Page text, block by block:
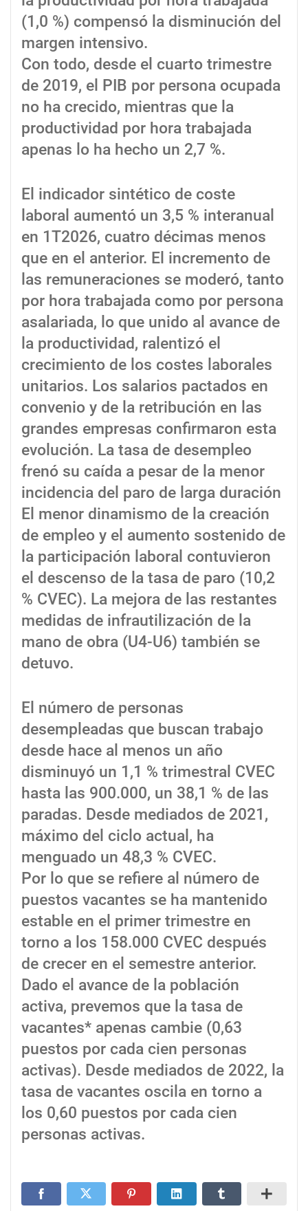
(1,0 %) compensó la disminución del
margen intensivo.
Con todo, desde el cuarto trimestre
de 2019, el PIB por persona ocupada
no ha crecido, mientras que la
productividad por hora trabajada
apenas lo ha hecho un 2,7 %.
El indicador sintético de coste
laboral aumentó un 3,5 % interanual
en 1T2026, cuatro décimas menos
que en el anterior. El incremento de
las remuneraciones se moderó, tanto
por hora trabajada como por persona
asalariada, lo que unido al avance de
la productividad, ralentizó el
crecimiento de los costes laborales
unitarios. Los salarios pactados en
convenio y de la retribución en las
grandes empresas confirmaron esta
evolución. La tasa de desempleo
frenó su caída a pesar de la menor
incidencia del paro de larga duración
El menor dinamismo de la creación
de empleo y el aumento sostenido de
la participación laboral contuvieron
el descenso de la tasa de paro (10,2
% CVEC). La mejora de las restantes
medidas de infrautilización de la
mano de obra (U4-U6) también se
detuvo.
El número de personas
desempleadas que buscan trabajo
desde hace al menos un año
disminuyó un 1,1 % trimestral CVEC
hasta las 900.000, un 38,1 % de las
paradas. Desde mediados de 2021,
máximo del ciclo actual, ha
menguado un 48,3 % CVEC.
Por lo que se refiere al número de
puestos vacantes se ha mantenido
estable en el primer trimestre en
torno a los 158.000 CVEC después
de crecer en el semestre anterior.
Dado el avance de la población
activa, prevemos que la tasa de
vacantes* apenas cambie (0,63
puestos por cada cien personas
activas). Desde mediados de 2022, la
tasa de vacantes oscila en torno a
los 0,60 puestos por cada cien
personas activas.